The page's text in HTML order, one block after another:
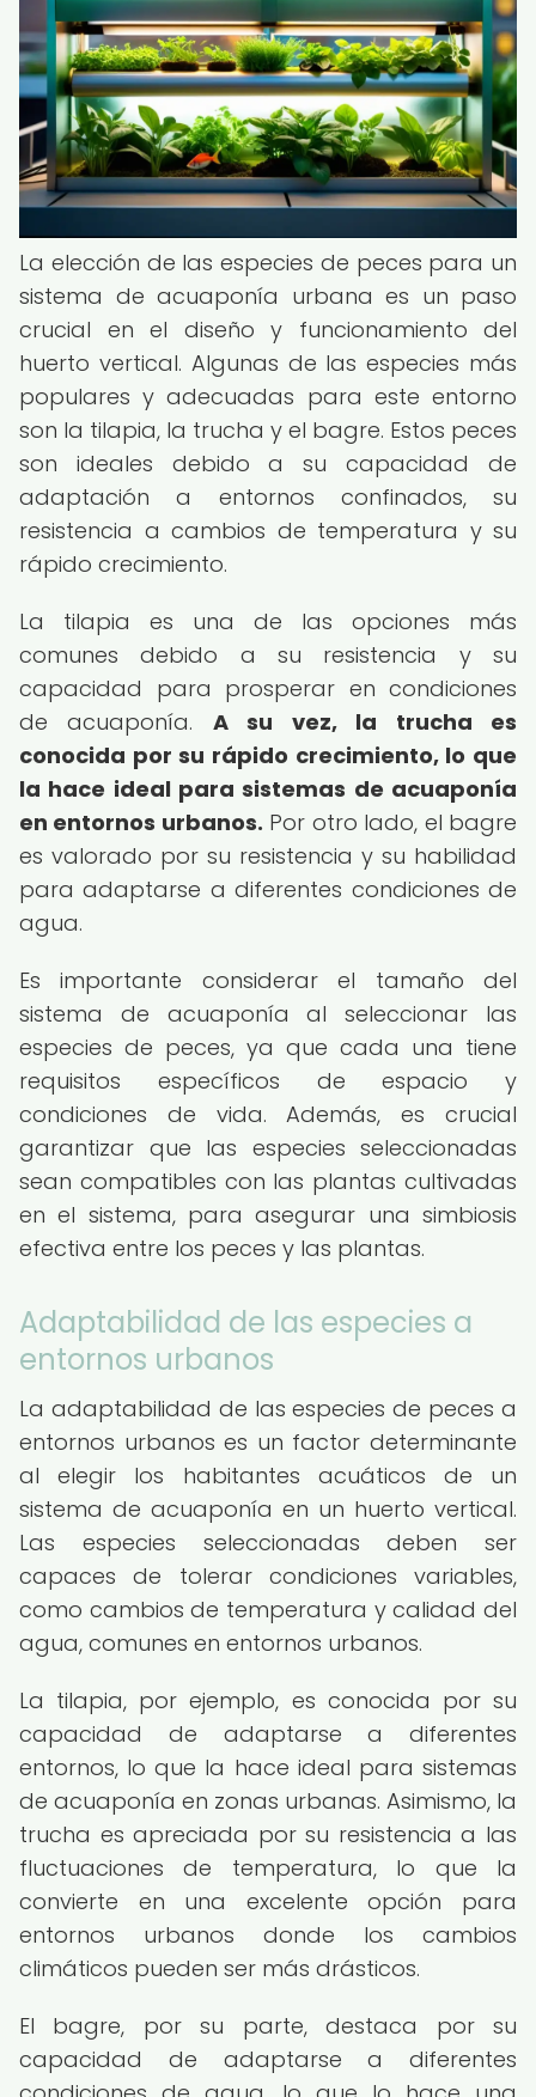
La elección de las especies de peces para un
sistema de acuaponía urbana es un paso
crucial en el diseño y funcionamiento del
huerto vertical. Algunas de las especies más
populares y adecuadas para este entorno
son la tilapia, la trucha y el bagre. Estos peces
son ideales debido a su capacidad de
adaptación a entornos confinados, su
resistencia a cambios de temperatura y su
rápido crecimiento.
La tilapia es una de las opciones más
comunes debido a su resistencia y su
capacidad para prosperar en condiciones
de acuaponía. A su vez, la trucha es
conocida por su rápido crecimiento, lo que
la hace ideal para sistemas de acuaponía
en entornos urbanos. Por otro lado, el bagre
es valorado por su resistencia y su habilidad
para adaptarse a diferentes condiciones de
agua.
Es importante considerar el tamaño del
sistema de acuaponía al seleccionar las
especies de peces, ya que cada una tiene
requisitos específicos de espacio y
condiciones de vida. Además, es crucial
garantizar que las especies seleccionadas
sean compatibles con las plantas cultivadas
en el sistema, para asegurar una simbiosis
efectiva entre los peces y las plantas.
Adaptabilidad de las especies a
entornos urbanos
La adaptabilidad de las especies de peces a
entornos urbanos es un factor determinante
al elegir los habitantes acuáticos de un
sistema de acuaponía en un huerto vertical.
Las especies seleccionadas deben ser
capaces de tolerar condiciones variables,
como cambios de temperatura y calidad del
agua, comunes en entornos urbanos.
La tilapia, por ejemplo, es conocida por su
capacidad de adaptarse a diferentes
entornos, lo que la hace ideal para sistemas
de acuaponía en zonas urbanas. Asimismo, la
trucha es apreciada por su resistencia a las
fluctuaciones de temperatura, lo que la
convierte en una excelente opción para
entornos urbanos donde los cambios
climáticos pueden ser más drásticos.
El bagre, por su parte, destaca por su
capacidad de adaptarse a diferentes